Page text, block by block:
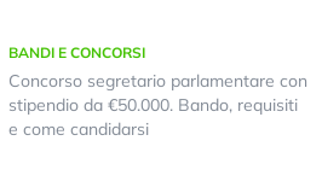
BANDI E CONCORSI
Concorso segretario parlamentare con
stipendio da €50.000. Bando, requisiti
e come candidarsi